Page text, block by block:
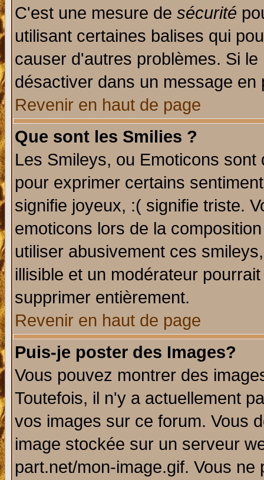
C'est une mesure de sécurité
utilisant certaines balises qui
causer d'autres problèmes. Si
désactiver dans un message
Revenir en haut de page
Que sont les Smilies ?
Les Smileys, ou Emoticons
pour exprimer certains
signifie joyeux, :( signifie triste.
emoticons lors de la
utiliser abusivement ces
illisible et un modérateur
supprimer entièrement.
Revenir en haut de page
Puis-je poster des Images?
Vous pouvez montrer des
Toutefois, il n'y a actuellement
vos images sur ce forum. Vous
image stockée sur un serveur
part.net/mon-image.gif. Vous